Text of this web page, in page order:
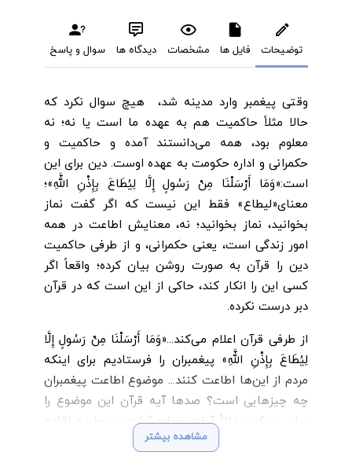
توضیحات فایل ها مشخصات دیدگاه ها سوال و پاسخ
وقتی پیغمبر وارد مدینه شد، هیچ سوال نکرد که
حالا مثلاً حاکمیت هم به عهده ما است یا نه؛ نه
معلوم بود، همه می‌دانستند آمده و حاکمیت و
حکمرانی و اداره حکومت به عهده اوست. دین برای این
است:«وَمَا أَرْسَلْنَا مِنْ رَسُولٍ إِلَّا لِيُطَاعَ بِإِذْنِ اللَّهِ»؛
معنای«لیطاع» فقط این نیست که اگر گفت نماز
بخوانید، نماز بخوانید؛ نه، معنایش اطاعت در همه
امور زندگی است، یعنی حکمرانی، و از طرفی حاکمیت
دین را قرآن به صورت روشن بیان کرده؛ واقعاً اگر
کسی این را انکار کند، حاکی از این است که در قرآن
دبر درست نکرده.
از طرفی قرآن اعلام می‌کند...«وَمَا أَرْسَلْنَا مِنْ رَسُولٍ إِلَّا
لِيُطَاعَ بِإِذْنِ اللَّهِ» پیغمبران را فرستادیم برای اینکه
مردم از این‌ها اطاعت کنند... موضوع اطاعت پیغمبران
چه چیزهایی است؟ صدها آیه قرآن این موضوع را
بیان می‌کند‌؛ مثلاً آیات جهاد؛ آیات مربوط به اقامه
قسط، آیات مربوط به حدود و مجازات‌ها ‌، آیات
مشاهده بیشتر